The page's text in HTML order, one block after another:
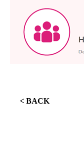
< BACK